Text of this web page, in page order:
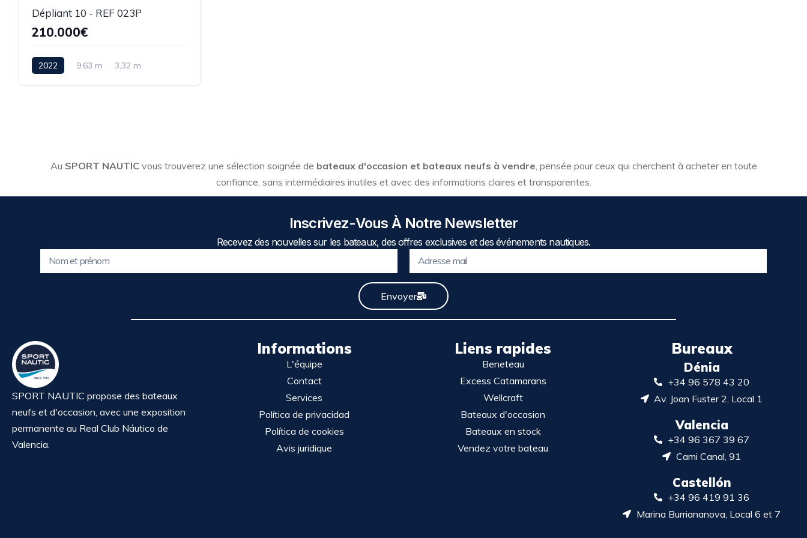
Dépliant 10 - REF 023P
210.000€
2022 9,63 m 3,32 m
Au SPORT NAUTIC vous trouverez une sélection soignée de bateaux d'occasion et bateaux neufs à vendre, pensée pour ceux qui cherchent à acheter en toute
confiance, sans intermédiaires inutiles et avec des informations claires et transparentes.
Inscrivez-Vous À Notre Newsletter
Recevez des nouvelles sur les bateaux, des offres exclusives et des événements nautiques.
Envoyer
SPORT NAUTIC propose des bateaux
neufs et d'occasion, avec une exposition
permanente au Real Club Náutico de
Valencia.
Informations
L'équipe
Contact
Services
Política de privacidad
Política de cookies
Avis juridique
Liens rapides
Beneteau
Excess Catamarans
Wellcraft
Bateaux d'occasion
Bateaux en stock
Vendez votre bateau
Bureaux
Dénia
+34 96 578 43 20
Av. Joan Fuster 2, Local 1
Valencia
+34 96 367 39 67
Cami Canal, 91
Castellón
+34 96 419 91 36
Marina Burriananova, Local 6 et 7